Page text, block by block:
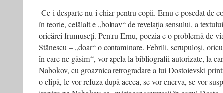
Ce-i desparte nu-i chiar pentru copii. Ernu e posedat de
în teorie, celălalt e „bolnav“ de revelaţia sensului, a
oricărei frumuseţi. Pentru Ernu, poezia e o problemă de
Stănescu – „doar“ o contaminare. Febrili, scrupuloşi,
în care ne găsim“, vor apela la bibliografii autorizate, la
Nabokov, cu groaznica retrogradare a lui Dostoievski
o clipă, le vor refuza după aceea, se vor enerva, se vor